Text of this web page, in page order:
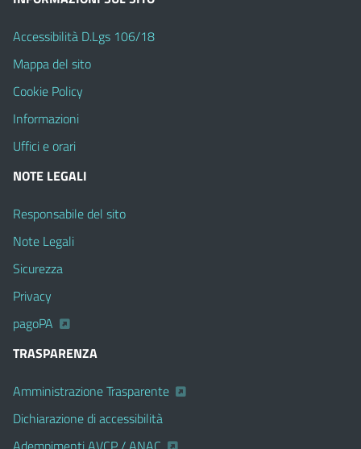
Accessibilità D.Lgs 106/18
Mappa del sito
Cookie Policy
Informazioni
Uffici e orari
NOTE LEGALI
Responsabile del sito
Note Legali
Sicurezza
Privacy
pagoPA
TRASPARENZA
Amministrazione Trasparente
Dichiarazione di accessibilità